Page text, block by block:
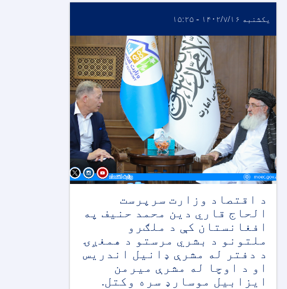
یکشنبه ۱۴۰۲/۷/۱۶ - ۱۵:۲۵
د اقتصاد وزارت سرپرست
الحاج قاري دین محمد حنیف په
افغانستان کې د ملګرو
ملتونو د بشري مرستو د همغږۍ
د دفتر له مشرې ډانیل اندریس
او د اوچا له مشرې میرمن
ایزابیل موسارډ سره وکتل.